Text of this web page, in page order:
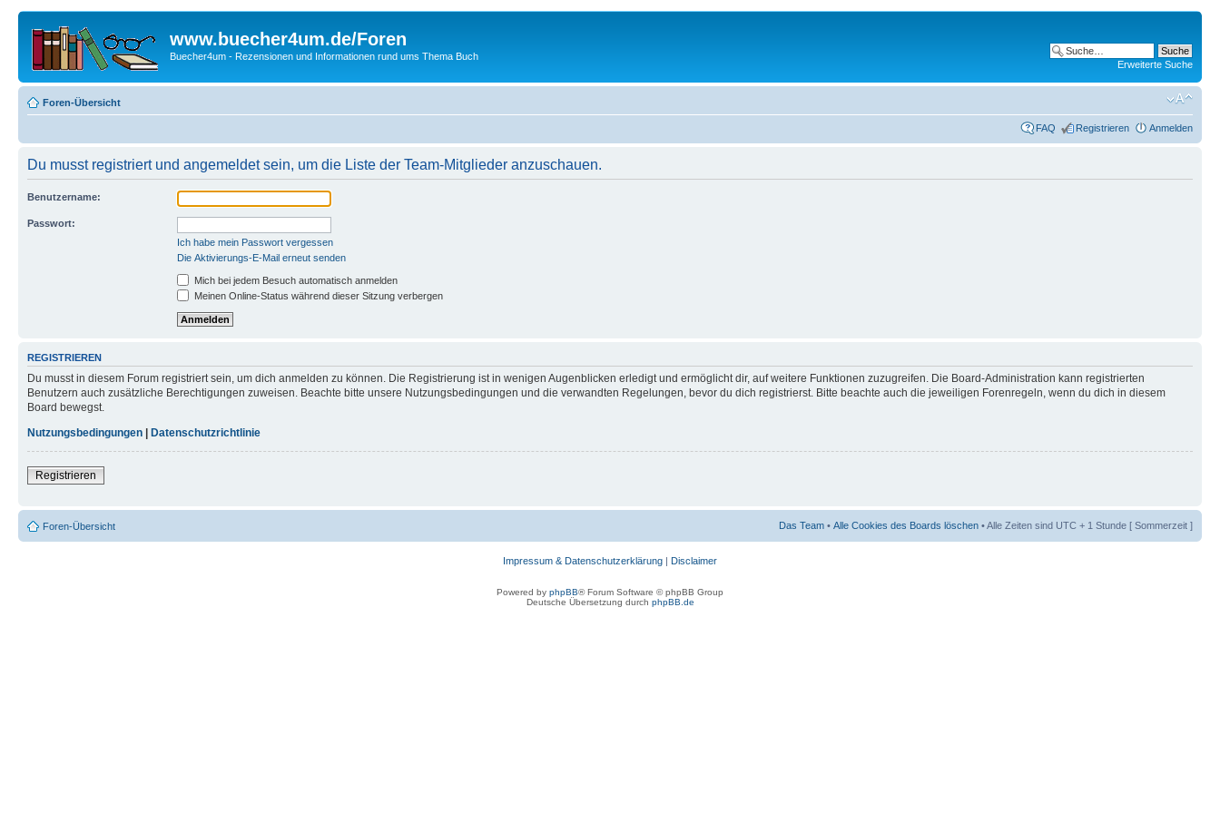
www.buecher4um.de/Foren
Buecher4um - Rezensionen und Informationen rund ums Thema Buch
Erweiterte Suche
Foren-Übersicht
FAQ Registrieren Anmelden
Du musst registriert und angemeldet sein, um die Liste der Team-Mitglieder anzuschauen.
Benutzername:
Passwort:
Ich habe mein Passwort vergessen
Die Aktivierungs-E-Mail erneut senden
Mich bei jedem Besuch automatisch anmelden
Meinen Online-Status während dieser Sitzung verbergen
REGISTRIEREN
Du musst in diesem Forum registriert sein, um dich anmelden zu können. Die Registrierung ist in wenigen Augenblicken erledigt und ermöglicht dir, auf weitere Funktionen zuzugreifen. Die Board-Administration kann registrierten
Benutzern auch zusätzliche Berechtigungen zuweisen. Beachte bitte unsere Nutzungsbedingungen und die verwandten Regelungen, bevor du dich registrierst. Bitte beachte auch die jeweiligen Forenregeln, wenn du dich in diesem
Board bewegst.
Nutzungsbedingungen
Datenschutzrichtlinie
Registrieren
Foren-Übersicht Das Team • Alle Cookies des Boards löschen • Alle Zeiten sind UTC + 1 Stunde [ Sommerzeit ]
Impressum & Datenschutzerklärung | Disclaimer
Powered by phpBB® Forum Software © phpBB Group
Deutsche Übersetzung durch phpBB.de